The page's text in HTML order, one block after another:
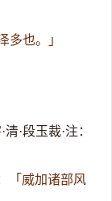
多也。」
清·段玉裁·注：
「威加诸部风